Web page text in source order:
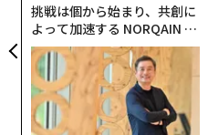
挑戦は個から始まり、共創に
よって加速する NORQAIN JA
PAN 特別座談会